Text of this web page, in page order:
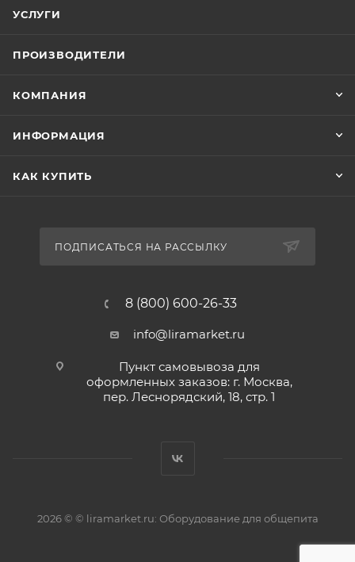
УСЛУГИ
ПРОИЗВОДИТЕЛИ
КОМПАНИЯ
ИНФОРМАЦИЯ
КАК КУПИТЬ
ПОДПИСАТЬСЯ НА РАССЫЛКУ
8 (800) 600-26-33
info@liramarket.ru
Пункт самовывоза для
оформленных заказов: г. Москва,
пер. Леснорядский, 18, стр. 1
2026 © © liramarket.ru: Оборудование для общепита